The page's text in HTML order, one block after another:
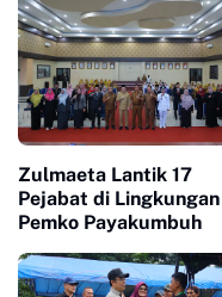
Zulmaeta Lantik 17
Pejabat di Lingkungan
Pemko Payakumbuh